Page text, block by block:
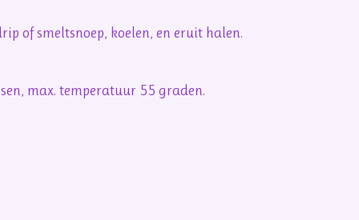
of smeltsnoep, koelen, en eruit halen.
max. temperatuur 55 graden.